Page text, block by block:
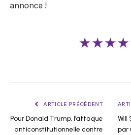
annonce !
ARTICLE PRÉCÉDENT
Pour Donald Trump, l’attaque
anticonstitutionnelle contre
Will
par